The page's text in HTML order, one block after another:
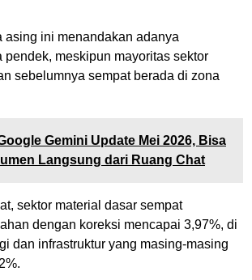
asing ini menandakan adanya
pendek, meskipun mayoritas sektor
sebelumnya sempat berada di zona
Gemini Update Mei 2026, Bisa
Langsung dari Ruang Chat
sektor material dasar sempat
dengan koreksi mencapai 3,97%, di
dan infrastruktur yang masing-masing